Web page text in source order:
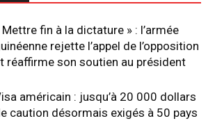
Mettre fin à la dictature » : l’armée
rejette l’appel de l’opposition
réaffirme son soutien au président
américain : jusqu’à 20 000 dollars
caution désormais exigés à 50 pays